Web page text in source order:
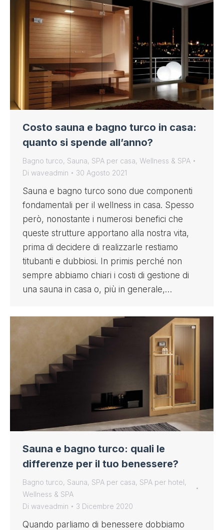
Costo sauna e bagno turco in casa:
quanto si spende all’anno?
Bagno turco, Sauna, SPA per casa, Wellness & SPA
Di waveadmin 30 Agosto 2021
Sauna e bagno turco sono due componenti
fondamentali per il wellness in casa. Spesso
però, nonostante i numerosi benefici che
queste strutture apportano alla nostra vita,
prima di decidere di realizzarle restiamo
titubanti e dubbiosi. In primis perché non
sempre abbiamo chiari i costi di gestione di
una sauna in casa o, più in generale,…
Sauna e bagno turco: quali le
differenze per il tuo benessere?
Bagno turco, Sauna, SPA per casa, SPA per hotel,
Wellness & SPA
Di waveadmin 3 Dicembre 2020
Quando parliamo di benessere dobbiamo